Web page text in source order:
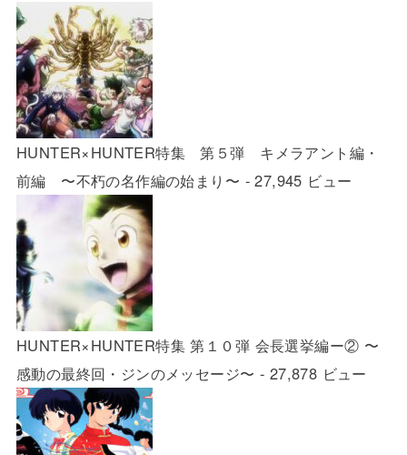
HUNTER×HUNTER特集 第５弾 キメラアント編・
前編 〜不朽の名作編の始まり〜 - 27,945 ビュー
HUNTER×HUNTER特集 第１０弾 会長選挙編ー② 〜
感動の最終回・ジンのメッセージ〜 - 27,878 ビュー